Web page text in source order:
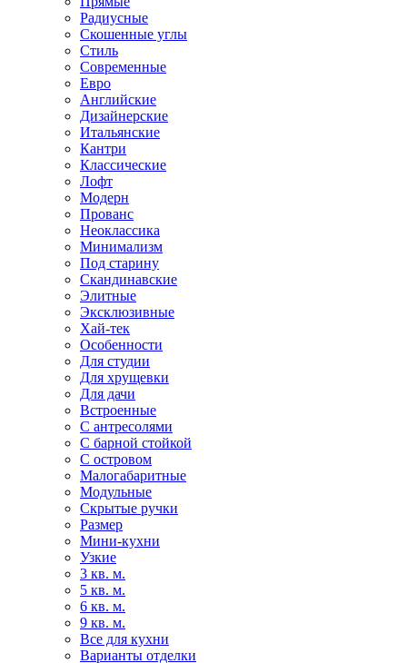
Радиусные
Скошенные углы
Стиль
Современные
Евро
Английские
Дизайнерские
Итальянские
Кантри
Классические
Лофт
Модерн
Прованс
Неоклассика
Минимализм
Под старину
Скандинавские
Элитные
Эксклюзивные
Хай-тек
Особенности
Для студии
Для хрущевки
Для дачи
Встроенные
С антресолями
С барной стойкой
С островом
Малогабаритные
Модульные
Скрытые ручки
Размер
Мини-кухни
Узкие
3 кв. м.
5 кв. м.
6 кв. м.
9 кв. м.
Все для кухни
Варианты отделки